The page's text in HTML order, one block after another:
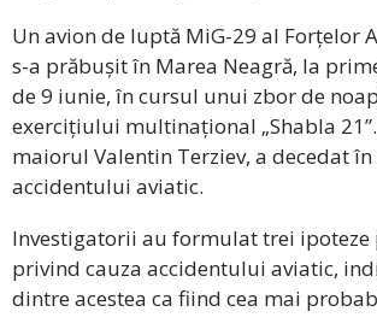
Un avion de luptă MiG-29 al Forțelor
s-a prăbușit în Marea Neagră, la
de 9 iunie, în cursul unui zbor de
exercițiului multinațional „Shabla
maiorul Valentin Terziev, a decedat
accidentului aviatic.
Investigatorii au formulat trei ipoteze
privind cauza accidentului aviatic,
dintre acestea ca fiind cea mai